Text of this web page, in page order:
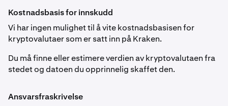
Kostnadsbasis for innskudd
Vi har ingen mulighet til å vite kostnadsbasisen for
kryptovalutaer som er satt inn på Kraken.
Du må finne eller estimere verdien av kryptovalutaen fra
stedet og datoen du opprinnelig skaffet den.
Ansvarsfraskrivelse